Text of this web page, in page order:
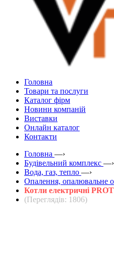
Головна
Товари та послуги
Каталог фірм
Новини компаній
Виставки
Онлайн каталог
Контакти
Головна —›
Будівельний комплекс —›
Вода, газ, тепло —›
Опалення, опалювальне
Котли електричні
(Переглядів: 1806)